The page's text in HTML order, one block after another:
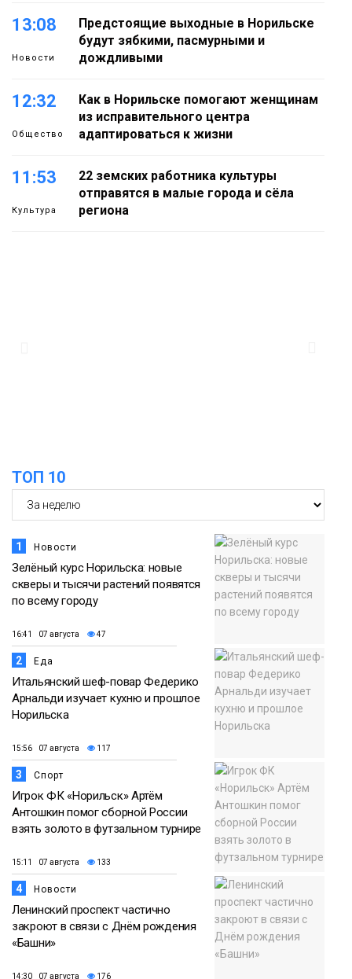
13:08
Новости
Предстоящие выходные в Норильске
будут зябкими, пасмурными и
дождливыми
12:32
Общество
Как в Норильске помогают женщинам
из исправительного центра
адаптироваться к жизни
11:53
Культура
22 земских работника культуры
отправятся в малые города и сёла
региона
ТОП 10
1 Новости
Зелёный курс Норильска: новые
скверы и тысячи растений появятся
по всему городу
16:41 07 августа 47
2 Еда
Итальянский шеф-повар Федерико
Арнальди изучает кухню и прошлое
Норильска
15:56 07 августа 117
3 Спорт
Игрок ФК «Норильск» Артём
Антошкин помог сборной России
взять золото в футзальном турнире
15:11 07 августа 133
4 Новости
Ленинский проспект частично
закроют в связи с Днём рождения
«Башни»
14:30 07 августа 176